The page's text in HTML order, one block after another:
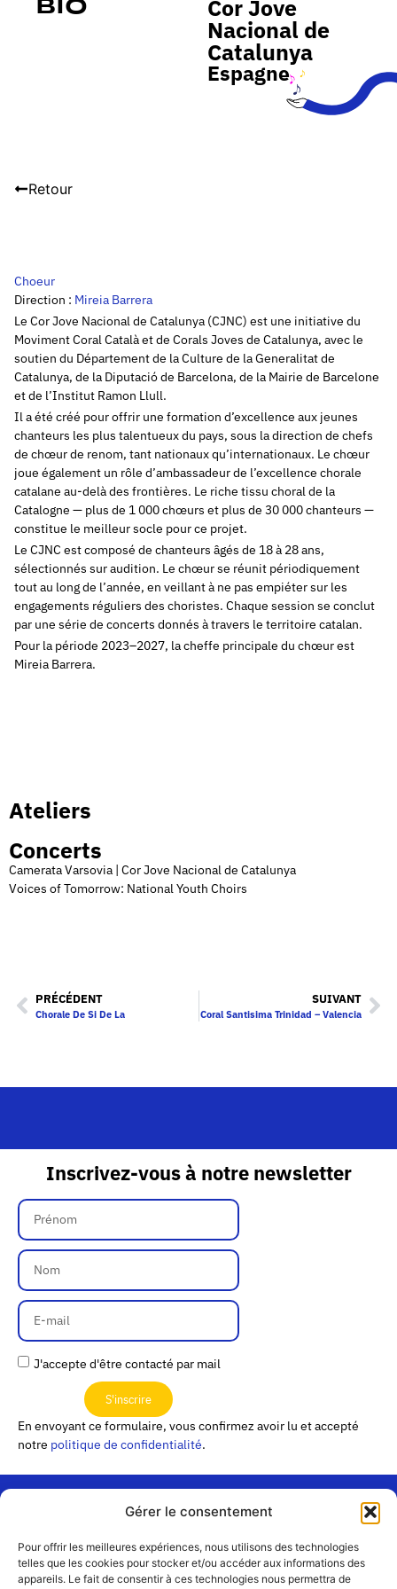
Gérer le consentement
Pour offrir les meilleures expériences, nous utilisons des technologies
telles que les cookies pour stocker et/ou accéder aux informations des
appareils. Le fait de consentir à ces technologies nous permettra de
Bio Cor Jove
Nacional de
Catalunya
Espagne
Retour
Choeur
Direction : Mireia Barrera
Le Cor Jove Nacional de Catalunya (CJNC) est une initiative du
Moviment Coral Català et de Corals Joves de Catalunya, avec le
soutien du Département de la Culture de la Generalitat de
Catalunya, de la Diputació de Barcelona, de la Mairie de Barcelone
et de l’Institut Ramon Llull.
Il a été créé pour offrir une formation d’excellence aux jeunes
chanteurs les plus talentueux du pays, sous la direction de chefs
de chœur de renom, tant nationaux qu’internationaux. Le chœur
joue également un rôle d’ambassadeur de l’excellence chorale
catalane au-delà des frontières. Le riche tissu choral de la
Catalogne — plus de 1 000 chœurs et plus de 30 000 chanteurs —
constitue le meilleur socle pour ce projet.
Le CJNC est composé de chanteurs âgés de 18 à 28 ans,
sélectionnés sur audition. Le chœur se réunit périodiquement
tout au long de l’année, en veillant à ne pas empiéter sur les
engagements réguliers des choristes. Chaque session se conclut
par une série de concerts donnés à travers le territoire catalan.
Pour la période 2023–2027, la cheffe principale du chœur est
Mireia Barrera.
Ateliers
Concerts
Camerata Varsovia | Cor Jove Nacional de Catalunya
Voices of Tomorrow: National Youth Choirs
PRÉCÉDENT
Chorale De Si De La
SUIVANT
Coral Santisima Trinidad – Valencia
Inscrivez-vous à notre newsletter
J'accepte d'être contacté par mail
S'inscrire
En envoyant ce formulaire, vous confirmez avoir lu et accepté
notre politique de confidentialité.
Contact
« Les
Passerelles »
24 Avenue
Rejoignez-